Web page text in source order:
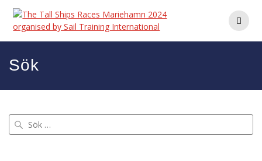
Hoppa
innehåll
Sök
Sök
efter: